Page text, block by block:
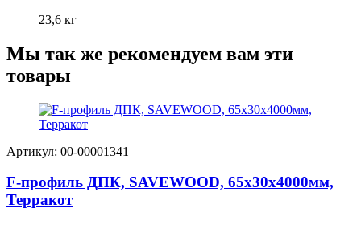
23,6 кг
Мы так же рекомендуем вам эти
товары
Артикул: 00-00001341
F-профиль ДПК, SAVEWOOD, 65х30х4000мм,
Терракот